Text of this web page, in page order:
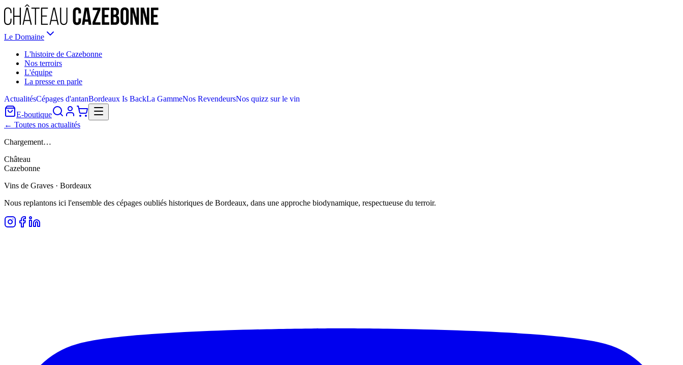
Le Domaine
L'histoire de Cazebonne
Nos terroirs
L'équipe
La presse en parle
ActualitésCépages d'antanBordeaux Is BackLa GammeNos RevendeursNos quizz sur le vin
E-boutique
← Toutes nos actualités
Chargement…
Château
Cazebonne
Vins de Graves · Bordeaux
Nous replantons ici l'ensemble des cépages oubliés historiques de Bordeaux, dans une approche biodynamique, respectueuse du terroir.